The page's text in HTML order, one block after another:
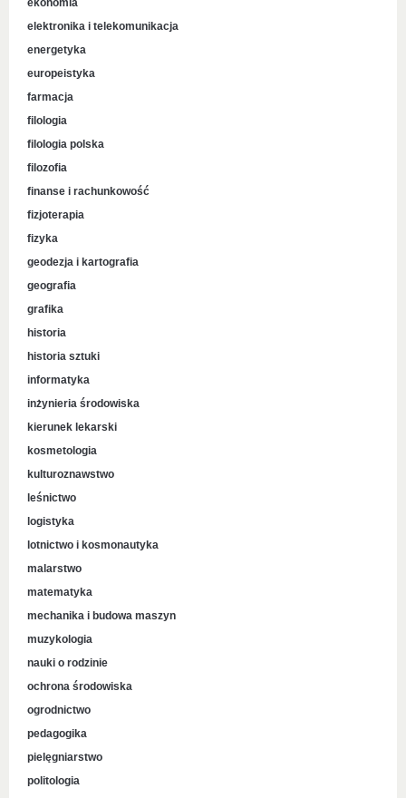
ekonomia
elektronika i telekomunikacja
energetyka
europeistyka
farmacja
filologia
filologia polska
filozofia
finanse i rachunkowość
fizjoterapia
fizyka
geodezja i kartografia
geografia
grafika
historia
historia sztuki
informatyka
inżynieria środowiska
kierunek lekarski
kosmetologia
kulturoznawstwo
leśnictwo
logistyka
lotnictwo i kosmonautyka
malarstwo
matematyka
mechanika i budowa maszyn
muzykologia
nauki o rodzinie
ochrona środowiska
ogrodnictwo
pedagogika
pielęgniarstwo
politologia